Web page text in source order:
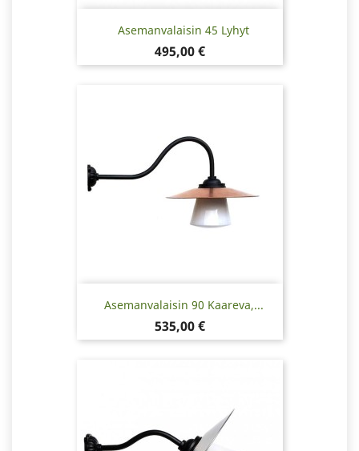
Asemanvalaisin 45 Lyhyt
Hinta
495,00 €
Asemanvalaisin 90 Kaareva,...
Hinta
535,00 €